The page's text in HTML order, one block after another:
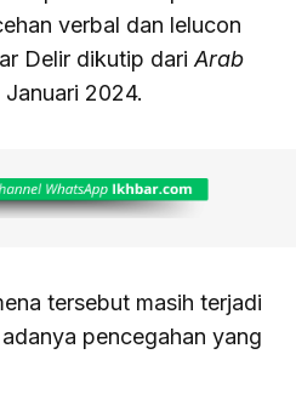
verbal dan lelucon
Delir dikutip dari Arab
2024.
tersebut masih terjadi
pencegahan yang